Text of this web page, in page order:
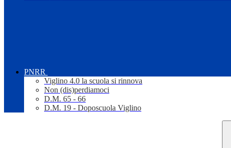
PNRR
Viglino 4.0 la scuola si rinnova
Non (dis)perdiamoci
D.M. 65 - 66
D.M. 19 - Doposcuola Viglino